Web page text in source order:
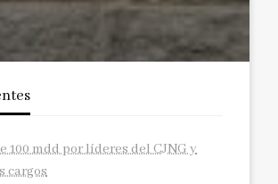
100 mdd por líderes del CJNG y
cargos